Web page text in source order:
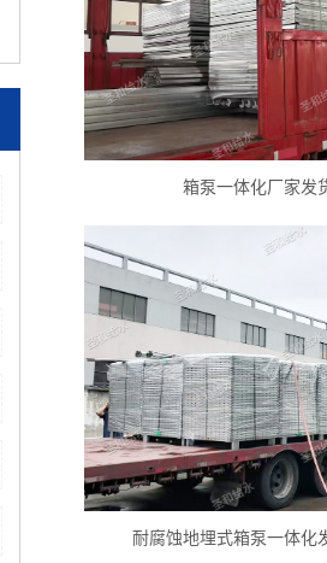
箱泵一体化厂家发
耐腐蚀地埋式箱泵一体化